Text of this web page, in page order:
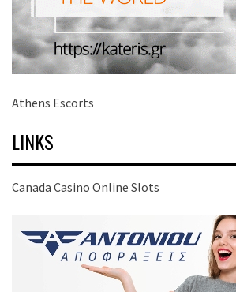
Athens Escorts
LINKS
Canada Casino Online Slots